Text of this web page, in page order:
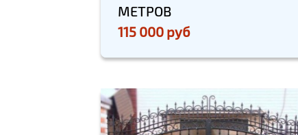
МЕТРОВ
115 000 руб